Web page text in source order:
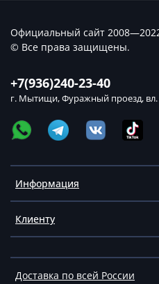
Информация
Клиенту
Доставка по всей России
+7(936)240-23-40
г. Мытищи, Фуражный проезд, вл.
Официальный сайт
© Все права защищены.